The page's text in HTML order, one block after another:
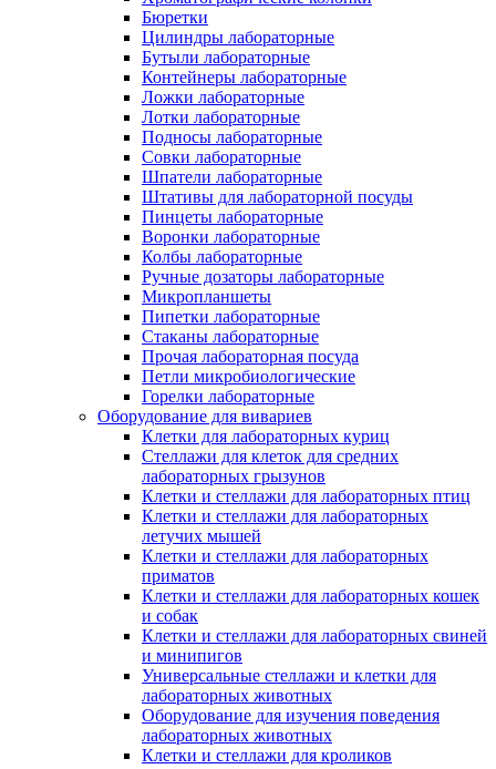
Бюретки
Цилиндры лабораторные
Бутыли лабораторные
Контейнеры лабораторные
Ложки лабораторные
Лотки лабораторные
Подносы лабораторные
Совки лабораторные
Шпатели лабораторные
Штативы для лабораторной посуды
Пинцеты лабораторные
Воронки лабораторные
Колбы лабораторные
Ручные дозаторы лабораторные
Микропланшеты
Пипетки лабораторные
Стаканы лабораторные
Прочая лабораторная посуда
Петли микробиологические
Горелки лабораторные
Оборудование для вивариев
Клетки для лабораторных куриц
Стеллажи для клеток для средних
лабораторных грызунов
Клетки и стеллажи для лабораторных птиц
Клетки и стеллажи для лабораторных
летучих мышей
Клетки и стеллажи для лабораторных
приматов
Клетки и стеллажи для лабораторных кошек
и собак
Клетки и стеллажи для лабораторных свиней
и минипигов
Универсальные стеллажи и клетки для
лабораторных животных
Оборудование для изучения поведения
лабораторных животных
Клетки и стеллажи для кроликов